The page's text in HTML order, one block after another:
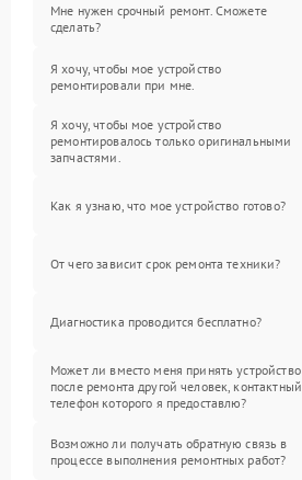
Мне нужен срочный ремонт. Сможете
сделать?
Я хочу, чтобы мое устройство
ремонтировали при мне.
Я хочу, чтобы мое устройство
ремонтировалось только оригинальными
запчастями.
Как я узнаю, что мое устройство готово?
От чего зависит срок ремонта техники?
Диагностика проводится бесплатно?
Может ли вместо меня принять устройство
после ремонта другой человек, контактный
телефон которого я предоставлю?
Возможно ли получать обратную связь в
процессе выполнения ремонтных работ?